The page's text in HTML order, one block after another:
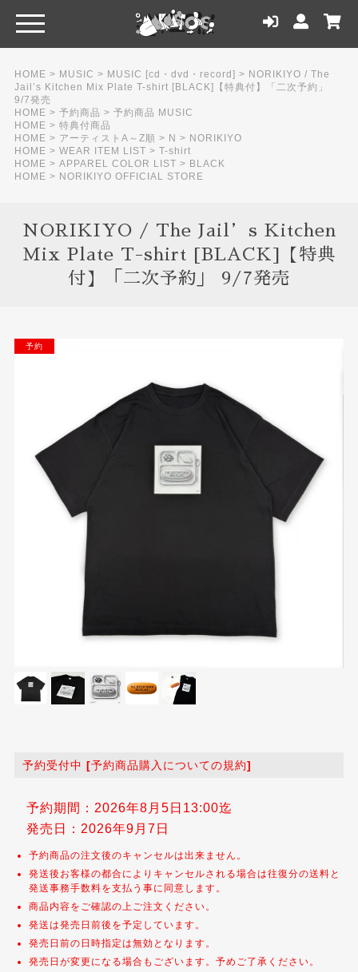
HOME > MUSIC > MUSIC [cd・dvd・record] > NORIKIYO / The
Jail’s Kitchen Mix Plate T-shirt [BLACK]【特典付】「二次予約」
9/7発売
HOME > 予約商品 > 予約商品 MUSIC
HOME > 特典付商品
HOME > アーティストA～Z順 > N > NORIKIYO
HOME > WEAR ITEM LIST > T-shirt
HOME > APPAREL COLOR LIST > BLACK
HOME > NORIKIYO OFFICIAL STORE
NEW
NORIKIYO / The Jail’s Kitchen
Mix Plate T-shirt [BLACK]【特典
付】「二次予約」 9/7発売
予約受付中 [予約商品購入についての規約]
予約期間：2026年8月5日13:00迄
発売日：2026年9月7日
予約商品の注文後のキャンセルは出来ません。
発送後お客様の都合によりキャンセルされる場合は往復分の送料と
発送事務手数料を支払う事に同意します。
商品内容をご確認の上ご注文ください。
発送は発売日前後を予定しています。
発売日前の日時指定は無効となります。
発売日が変更になる場合もございます。予めご了承ください。